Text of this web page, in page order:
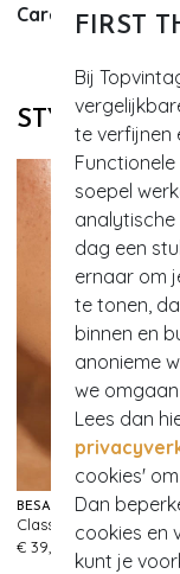
FIRST
Bij
te verfijnen
soepel
analytische
dag een
ernaar om
te tonen,
binnen en
anonieme
we
Lees dan
cookies'
Dan
cookies en
kunt je
Care
STYLE DIT
BÉSAME COSMETICS
€ 39,95